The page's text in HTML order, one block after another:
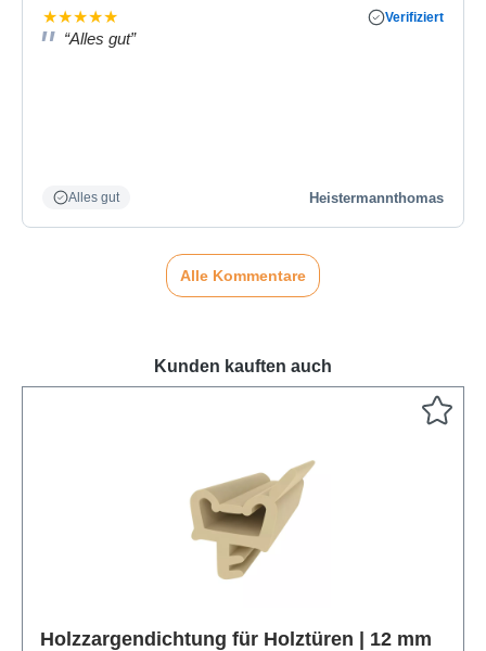
★★★★★ Verifiziert
“Alles gut”
Alles gut Heistermannthomas
Alle Kommentare
Kunden kauften auch
Holzzargendichtung für Holztüren | 12 mm